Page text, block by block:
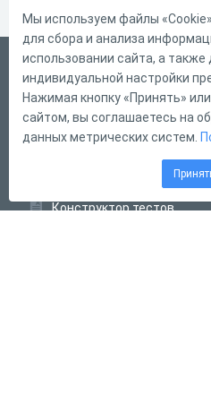
Русский
Справка
Форма обратной связи
Конструктор тестов
Мы используем файлы
для сбора и анализа
использовании сайта, а также
индивидуальной настройки
Нажимая кнопку «Принять»
сайтом, вы соглашаетесь на
данных метрических систем.